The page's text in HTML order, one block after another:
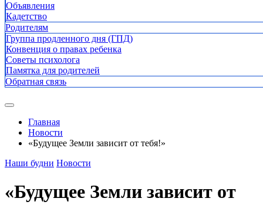
Объявления
Кадетство
Родителям
Группа продленного дня (ГПД)
Конвенция о правах ребенка
Советы психолога
Памятка для родителей
Обратная связь
Главная
Новости
«Будущее Земли зависит от тебя!»
Наши будни Новости
«Будущее Земли зависит от